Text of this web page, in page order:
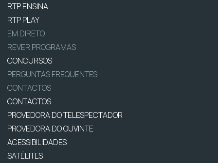
RTP ENSINA
RTP PLAY
EM DIRETO
REVER PROGRAMAS
CONCURSOS
PERGUNTAS FREQUENTES
CONTACTOS
CONTACTOS
PROVEDORA DO TELESPECTADOR
PROVEDORA DO OUVINTE
ACESSIBILIDADES
SATÉLITES